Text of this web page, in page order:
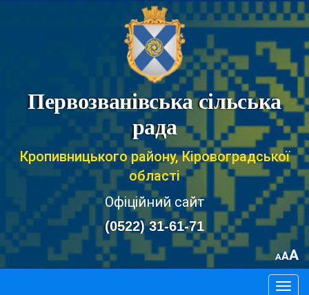
Первозванівська сільська
рада
Кропивницького району, Кіровоградської
області
Офіційний сайт
(0522) 31-61-71
AAA